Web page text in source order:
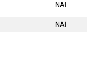
ΝΑΙ
ΝΑΙ